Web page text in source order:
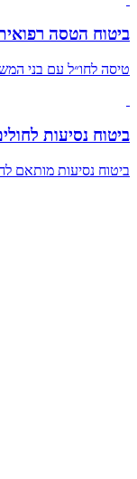
ביטוח הטסה
טיסה לחו״ל עם בני
ביטוח נסיעות
ביטוח נסיעות מותאם